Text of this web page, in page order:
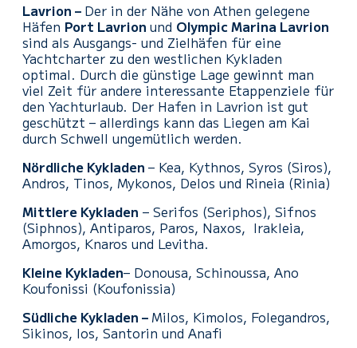
Lavrion – Der in der Nähe von Athen gelegene
Häfen Port Lavrion und Olympic Marina Lavrion
sind als Ausgangs- und Zielhäfen für eine
Yachtcharter zu den westlichen Kykladen
optimal. Durch die günstige Lage gewinnt man
viel Zeit für andere interessante Etappenziele für
den Yachturlaub. Der Hafen in Lavrion ist gut
geschützt – allerdings kann das Liegen am Kai
durch Schwell ungemütlich werden.
Nördliche Kykladen – Kea, Kythnos, Syros (Siros),
Andros, Tinos, Mykonos, Delos und Rineia (Rinia)
Mittlere Kykladen – Serifos (Seriphos), Sifnos
(Siphnos), Antiparos, Paros, Naxos, Irakleia,
Amorgos, Knaros und Levitha.
Kleine Kykladen– Donousa, Schinoussa, Ano
Koufonissi (Koufonissia)
Südliche Kykladen –Milos, Kimolos, Folegandros,
Sikinos, Ios, Santorin und Anafi